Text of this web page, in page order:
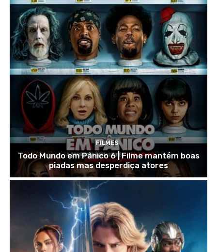
FILMES
Todo Mundo em Pânico 6 | Filme mantém boas
piadas mas desperdiça atores